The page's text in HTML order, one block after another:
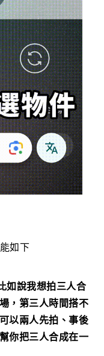
如下
如說我想拍三人合
，第三人時間搭不
以兩人先拍、事後
你把三人合成在一